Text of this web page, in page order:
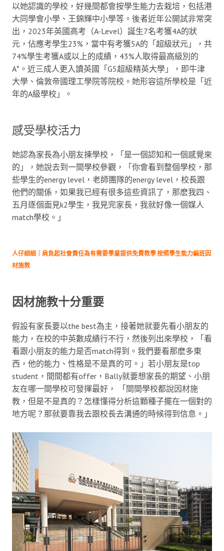
以她認識的學校，好幾間都會按學生能力去栽培，包括港
大同學會小學、王錦輝中小學等。後者近年公開試非常突
出，2023年英國高考（A-Level）誕生7名考獲4A的狀
元，佔應考學生23%，當中有考獲5A的「超級狀元」，共
74%學生考獲A或以上的成績，43%人取得最高級別的
A*。近三成人更入讀英國「G5超級精英大學」，即牛津
大學、倫敦帝國理工學院等院校。她形容這所學校是「近
年的A級學校」。
感受學校活力
她認為家長為小朋友揀學校，「是一個認知和一個感覺來
的」，她說去到一間學校參觀，「你會看到整個學校，那
些學生的energy level，老師團隊的energy level，校長跟
他們的關係，如果我已經有很多這些資訊了，那麽我四、
五月逐個面見k2學生，我見完家長，我就好像一個媒人
match學校。」
人仔細細｜肩負起社會責任為有需要學童提供免費教學 按照學生能力編班因
材施教
因材施教十分重要
假設有家長要以the best為主，接著她就要先看小朋友的
能力，在校的中英數成績行不行，然後列出來學校，「看
看跟小朋友的能力是否match得到。我們要看那麽多東
西，他的能力、性格是不是真的可。」若小朋友是top
student，間間都有offer，Bally就要想家長的期望、小朋
友在哪一間學校可發揮最好， 「間間學校都說因材施
教，但是不是真的？怎樣懂得分析這顆種子擺在一個對的
地方呢？那就要靠我去跟校長去溝通的時候得到信息。」